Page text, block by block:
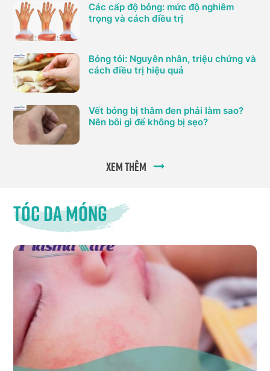
Các cấp độ bỏng: mức độ nghiêm
trọng và cách điều trị
Bỏng tỏi: Nguyên nhân, triệu chứng và
cách điều trị hiệu quả
Vết bỏng bị thâm đen phải làm sao?
Nên bôi gì để không bị sẹo?
Xem thêm
Tóc da móng